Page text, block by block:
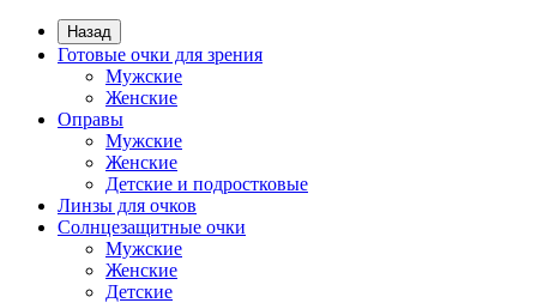
Назад
Готовые очки для зрения
Мужские
Женские
Оправы
Мужские
Женские
Детские и подростковые
Линзы для очков
Солнцезащитные очки
Мужские
Женские
Детские